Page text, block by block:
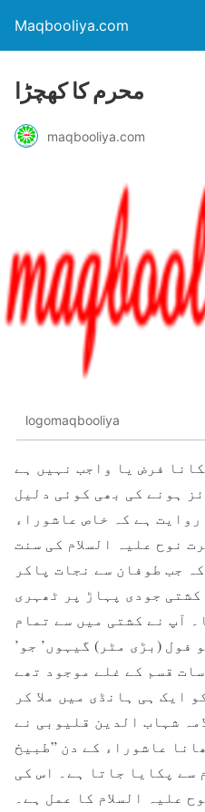
Maqbooliya.com
محرم کا کھچڑا
maqbooliya.com
logomaqbooliya
فرض یا واجب نہیں ہے
ہونے کی بھی کوئی دلیل
ہے کہ خاص عاشوراء
نوح علیہ السلام کی سنت
جب طوفان سے نجات پاکر
کشتی جودی پہاڑ پر ٹھہری
آپ نے کشتی میں سے تمام
فول (بڑی مٹر) گیہوں’ جو’
سات قسم کے غلے موجود تھے
ایک ہی ہانڈی میں ملا کر
شہاب الدین قلیوبی نے
عاشوراء کے دن ”طبیخ
سے پکایا جاتا ہے۔ اس کی
علیہ السلام کا عمل ہے۔